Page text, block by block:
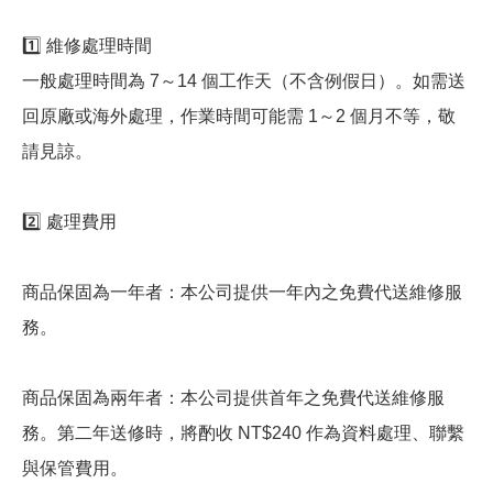
1️⃣ 維修處理時間
一般處理時間為 7～14 個工作天（不含例假日）。如需送
回原廠或海外處理，作業時間可能需 1～2 個月不等，敬
請見諒。
2️⃣ 處理費用
商品保固為一年者：本公司提供一年內之免費代送維修服
務。
商品保固為兩年者：本公司提供首年之免費代送維修服
務。第二年送修時，將酌收 NT$240 作為資料處理、聯繫
與保管費用。